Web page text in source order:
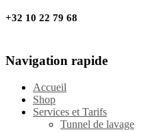
+32 10 22 79 68
Navigation rapide
Accueil
Shop
Services et Tarifs
Tunnel de lavage